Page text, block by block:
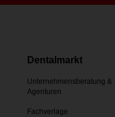
Dentalmarkt
Unternehmensberatung &
Agenturen
Fachverlage